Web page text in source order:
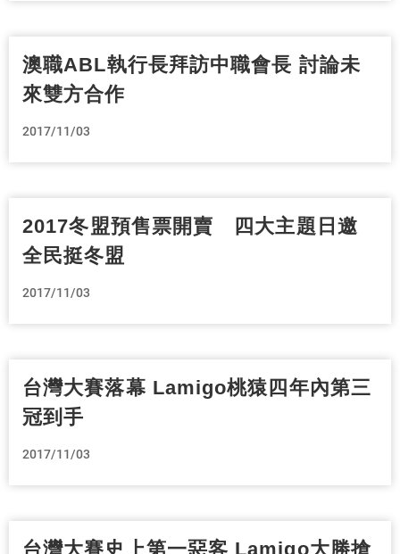
澳職ABL執行長拜訪中職會長 討論未
來雙方合作
2017/11/03
2017冬盟預售票開賣 四大主題日邀
全民挺冬盟
2017/11/03
台灣大賽落幕 Lamigo桃猿四年內第三
冠到手
2017/11/03
台灣大賽史上第一惡客 Lamigo大勝搶